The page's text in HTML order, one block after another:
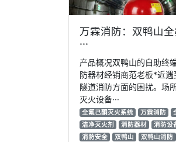
万霖消防：双鸭山
···
产品概况双鸭山的自助终
防器材经销商范老板*近遇
隧道消防方面的困扰。场
灭火设备···
全氟己酮灭火系统 万霖消防
洁净灭火剂
消防器材
消防设
消防安全
双鸭山
双鸭山消防